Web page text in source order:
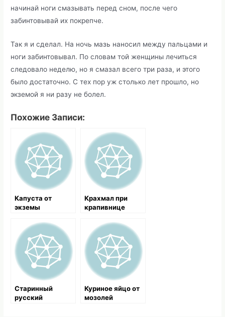
начинай ноги смазывать перед сном, после чего
забинтовывай их покрепче.
Так я и сделал. На ночь мазь наносил между пальцами и
ноги забинтовывал. По словам той женщины лечиться
следовало неделю, но я смазал всего три раза, и этого
было достаточно. С тех пор уж столько лет прошло, но
экземой я ни разу не болел.
Похожие Записи:
Капуста от
экземы
Крахмал при
крапивнице
Старинный
русский
Куриное яйцо от
мозолей